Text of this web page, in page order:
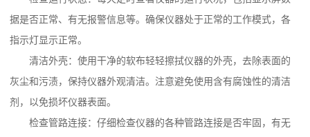
据是否正常、有无报警信息等。确保仪器处于正常的工作模式，各
指示灯显示正常。
清洁外壳：使用干净的软布轻轻擦拭仪器的外壳，去除表面的
灰尘和污渍，保持仪器外观清洁。注意避免使用含有腐蚀性的清洁
剂，以免损坏仪器表面。
检查管路连接：仔细检查仪器的各种管路连接是否牢固，有无